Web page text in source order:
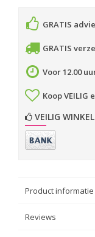
GRATIS
GRATIS
Voor 12.00
Koop
VEILIG
Product informatie
Reviews